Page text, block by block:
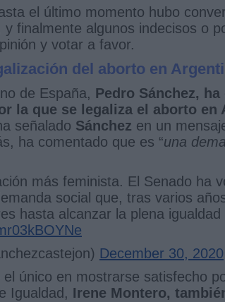
el último momento hubo
finalmente algunos indecisos o
y votar a favor.
del aborto en
de España, Pedro Sánchez,
la que se legaliza el aborto en
señalado Sánchez en un
ha comentado que es “una
más feminista. El Senado ha
social que, tras varios
hasta alcanzar la plena
December 30, 2020
único en mostrarse satisfecho
Igualdad, Irene Montero,